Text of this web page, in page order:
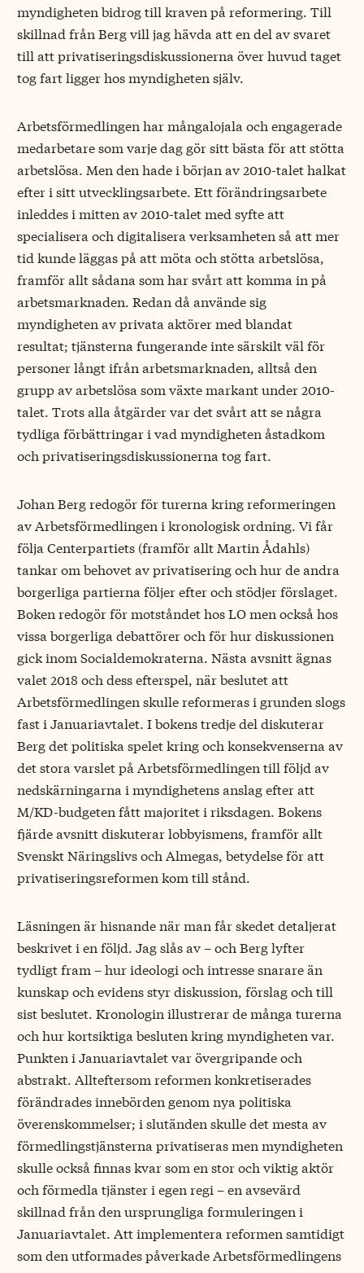
myndigheten bidrog till kraven på reformering. Till
skillnad från Berg vill jag hävda att en del av svaret
till att privatiseringsdiskussionerna över huvud taget
tog fart ligger hos myndigheten själv.
Arbetsförmedlingen har mångalojala och engagerade
medarbetare som varje dag gör sitt bästa för att stötta
arbetslösa. Men den hade i början av 2010-talet halkat
efter i sitt utvecklingsarbete. Ett förändringsarbete
inleddes i mitten av 2010-talet med syfte att
specialisera och digitalisera verksamheten så att mer
tid kunde läggas på att möta och stötta arbetslösa,
framför allt sådana som har svårt att komma in på
arbetsmarknaden. Redan då använde sig
myndigheten av privata aktörer med blandat
resultat; tjänsterna fungerande inte särskilt väl för
personer långt ifrån arbetsmarknaden, alltså den
grupp av arbetslösa som växte markant under 2010-
talet. Trots alla åtgärder var det svårt att se några
tydliga förbättringar i vad myndigheten åstadkom
och privatiseringsdiskussionerna tog fart.
Johan Berg redogör för turerna kring reformeringen
av Arbetsförmedlingen i kronologisk ordning. Vi får
följa Centerpartiets (framför allt Martin Ådahls)
tankar om behovet av privatisering och hur de andra
borgerliga partierna följer efter och stödjer förslaget.
Boken redogör för motståndet hos LO men också hos
vissa borgerliga debattörer och för hur diskussionen
gick inom Socialdemokraterna. Nästa avsnitt ägnas
valet 2018 och dess efterspel, när beslutet att
Arbetsförmedlingen skulle reformeras i grunden slogs
fast i Januariavtalet. I bokens tredje del diskuterar
Berg det politiska spelet kring och konsekvenserna av
det stora varslet på Arbetsförmedlingen till följd av
nedskärningarna i myndighetens anslag efter att
M/KD-budgeten fått majoritet i riksdagen. Bokens
fjärde avsnitt diskuterar lobbyismens, framför allt
Svenskt Näringslivs och Almegas, betydelse för att
privatiseringsreformen kom till stånd.
Läsningen är hisnande när man får skedet detaljerat
beskrivet i en följd. Jag slås av – och Berg lyfter
tydligt fram – hur ideologi och intresse snarare än
kunskap och evidens styr diskussion, förslag och till
sist beslutet. Kronologin illustrerar de många turerna
och hur kortsiktiga besluten kring myndigheten var.
Punkten i Januariavtalet var övergripande och
abstrakt. Allteftersom reformen konkretiserades
förändrades innebörden genom nya politiska
överenskommelser; i slutänden skulle det mesta av
förmedlingstjänsterna privatiseras men myndigheten
skulle också finnas kvar som en stor och viktig aktör
och förmedla tjänster i egen regi – en avsevärd
skillnad från den ursprungliga formuleringen i
Januariavtalet. Att implementera reformen samtidigt
som den utformades påverkade Arbetsförmedlingens